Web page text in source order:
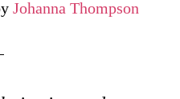
Johanna Thompson